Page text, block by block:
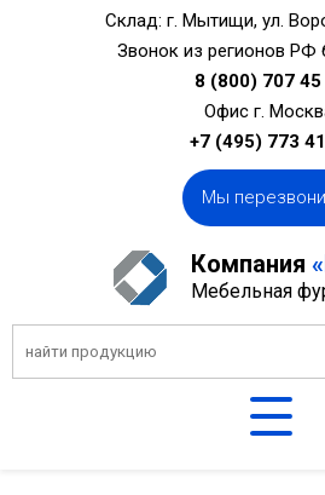
Склад: г. Мытищи, ул.
Звонок из регионов РФ
8 (800) 707 45
Офис г.
+7 (495) 773
Мы
Компания
Мебельная